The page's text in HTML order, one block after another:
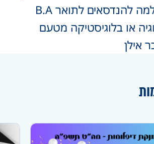
– תוכנית השלמה להנדסאים לתואר B.A
או בלוגיסטיקה מטעם
אילן